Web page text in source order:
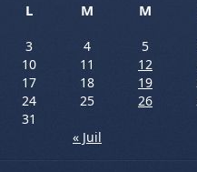
L
M M
3
4 5
10
11 12
17
18 19
24
25 26
31
« Juil